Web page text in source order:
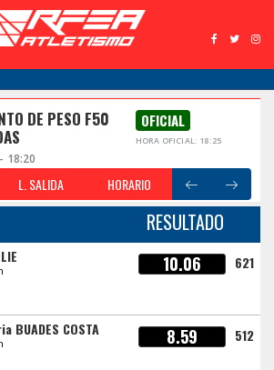
DE PESO F50
OFICIAL
HORA OFICIAL: 18:25
18:20
L. SALIDA HORARIO
RESULTADO
10.06 621
BUADES COSTA 8.59 512